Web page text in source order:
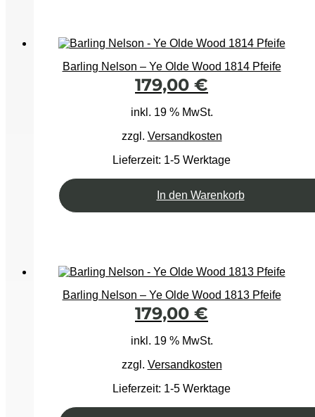
Barling Nelson – Ye Olde Wood 1814 Pfeife
179,00 €
inkl. 19 % MwSt.
zzgl. Versandkosten
Lieferzeit: 1-5 Werktage
In den Warenkorb
Barling Nelson – Ye Olde Wood 1813 Pfeife
179,00 €
inkl. 19 % MwSt.
zzgl. Versandkosten
Lieferzeit: 1-5 Werktage